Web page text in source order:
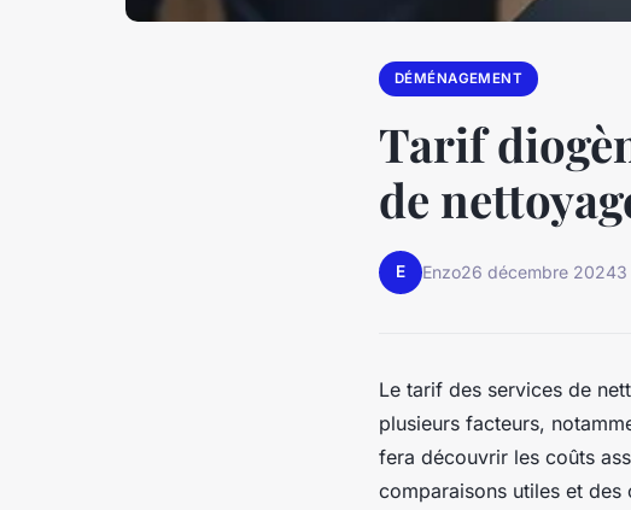
DÉMÉNAGEMENT
Tarif
de
E Enzo26 décembre 20243
Le tarif des services de
plusieurs facteurs,
fera découvrir les coûts
comparaisons utiles et